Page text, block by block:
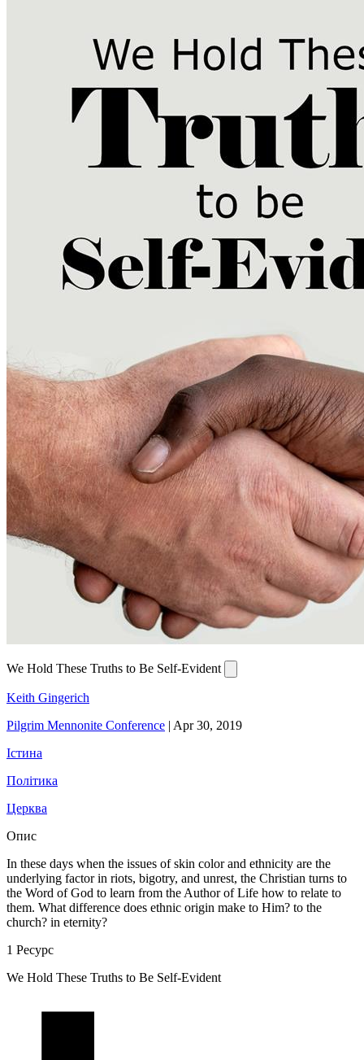
We Hold These Truths to Be Self-Evident
Keith Gingerich
Pilgrim Mennonite Conference | Apr 30, 2019
Істина
Політика
Церква
Опис
In these days when the issues of skin color and ethnicity are the
underlying factor in riots, bigotry, and unrest, the Christian turns to
the Word of God to learn from the Author of Life how to relate to
them. What difference does ethnic origin make to Him? to the
church? in eternity?
1 Ресурс
We Hold These Truths to Be Self-Evident